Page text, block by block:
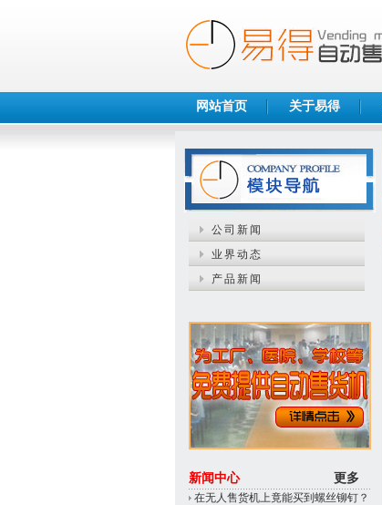
网站首页 关于易得
公司新闻
业界动态
产品新闻
新闻中心 更多
在无人售货机上竟能买到螺丝铆钉？